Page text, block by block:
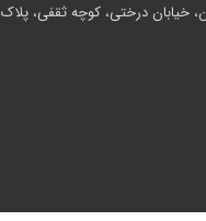
ساختمان ستادی دانشگاه آزاد اسلامی واحد تهران غرب